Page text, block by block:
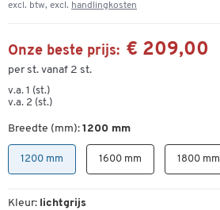
excl. btw, excl. handlingkosten
Onze beste prijs: € 209,00
per st. vanaf 2 st.
v.a. 1 (st.)
v.a. 2 (st.)
Breedte (mm): 1200 mm
1200 mm 1600 mm 1800 mm
Kleur: lichtgrijs